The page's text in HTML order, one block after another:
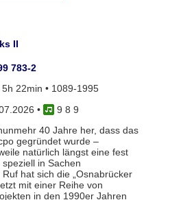
II
783-2
5h 22min • 1089-1995
•
9 8 9
40 Jahre her, dass das
gegründet wurde –
natürlich längst eine fest
in Sachen
hat sich die „Osnabrücker
mit einer Reihe von
in den 1990er Jahren